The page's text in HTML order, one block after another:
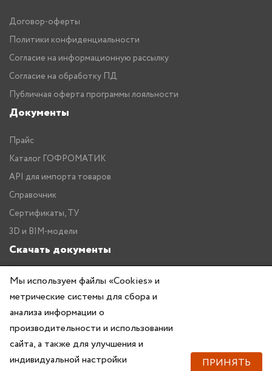
Договор-оферты
Политики конфиденциальности
Согласие на информационную рассылку
Согласие на обработку ПД
Публичная оферта программы лояльности
Документы
Прайс
Каталог ГОФРОМАТИК
API для импорта товаров
Справочник
Сертификаты, ТУ
3D и BIM-модели
Скачать документы
Прайс
Каталог ГОФРОМАТИК
Мы используем файлы «Cookies» и
метрические системы для сбора и
анализа информации о
производительности и использовании
сайта, а также для улучшения и
индивидуальной настройки
ПРИНЯТЬ